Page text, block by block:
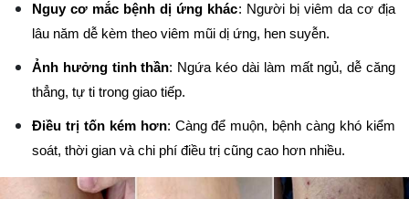
Nguy cơ mắc bệnh dị ứng khác: Người bị viêm da cơ địa
lâu năm dễ kèm theo viêm mũi dị ứng, hen suyễn.
Ảnh hưởng tinh thần: Ngứa kéo dài làm mất ngủ, dễ căng
thẳng, tự ti trong giao tiếp.
Điều trị tốn kém hơn: Càng để muộn, bệnh càng khó kiểm
soát, thời gian và chi phí điều trị cũng cao hơn nhiều.